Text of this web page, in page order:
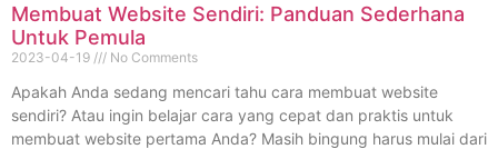
Membuat Website Sendiri: Panduan Sederhana
Untuk Pemula
2023-04-19 No Comments
Apakah Anda sedang mencari tahu cara membuat website
sendiri? Atau ingin belajar cara yang cepat dan praktis untuk
membuat website pertama Anda? Masih bingung harus mulai dari